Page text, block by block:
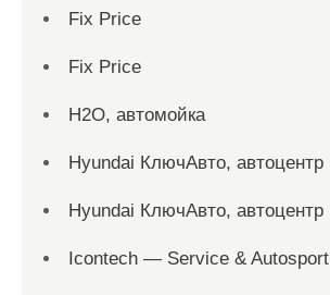
Fix Price
Fix Price
H2O, автомойка
Hyundai КлючАвто, автоцентр
Hyundai КлючАвто, автоцентр
Icontech — Service & Autosport